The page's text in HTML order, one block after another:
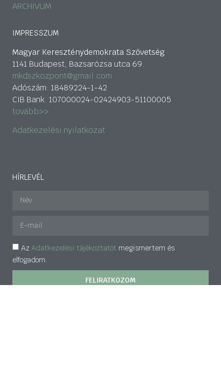
ARCHIVUM
IMPRESSZUM
Magyar Kereszténydemokrata Szövetség
1141 Budapest, Bazsarózsa utca 69.
mkdszkozpont@gmail.com
Adószám: 18489224-1-42
CIB Bank: 107000024-02424903-51100005
tovább>>
Adatkezelési nyilatkozat
HÍRLEVÉL
Az Adatkezelési tájékoztatót megismertem és
elfogadom.
FELIRATKOZOM